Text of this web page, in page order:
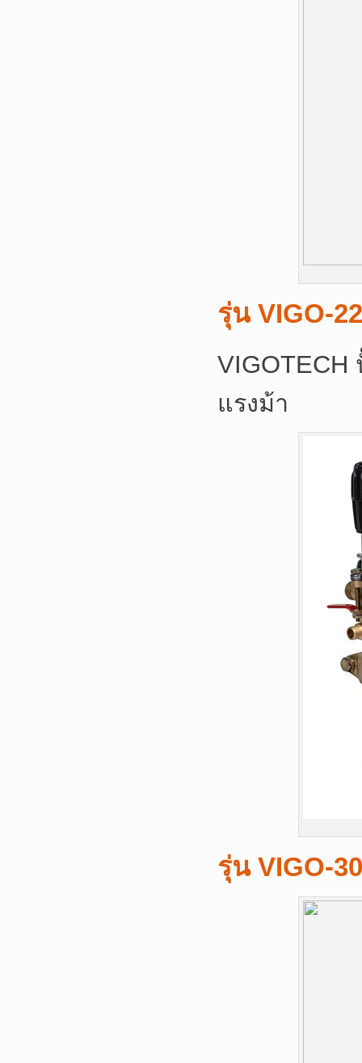
รุ่น VIGO-
แรงม้า
รุ่น VIGO-